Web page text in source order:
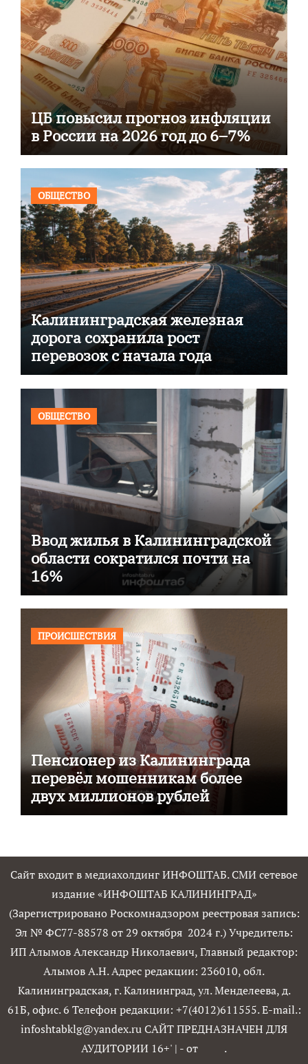
ЦБ повысил прогноз инфляции
в России на 2026 год до 6–7%
ОБЩЕСТВО
Калининградская железная
дорога сохранила рост
перевозок с начала года
ОБЩЕСТВО
Ввод жилья в Калининградской
области сократился почти на
16%
ПРОИСШЕСТВИЯ
Пенсионер из Калининграда
перевёл мошенникам более
двух миллионов рублей
Сайт входит в медиахолдинг ИНФОШТАБ. СМИ сетевое
издание «ИНФОШТАБ КАЛИНИНГРАД»
(Зарегистрировано Роскомнадзором реестровая запись:
Эл № ФС77-88578 от 29 октября 2024 г.) Учредитель:
ИП Алымов Александр Николаевич, Главный редактор:
Алымов А.Н. Адрес редакции: 236010, обл.
Калининградская, г. Калининград, ул. Менделеева, д.
61Б, офис. 6 Телефон редакции: +7(4012)611555. E-mail.:
infoshtabklg@yandex.ru САЙТ ПРЕДНАЗНАЧЕН ДЛЯ
АУДИТОРИИ 16+' | - от .